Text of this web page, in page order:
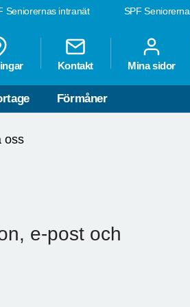
SPF Seniorerna
Seniorernas intranät
Kontakt Mina sidor
Förmåner
oss
e-post och